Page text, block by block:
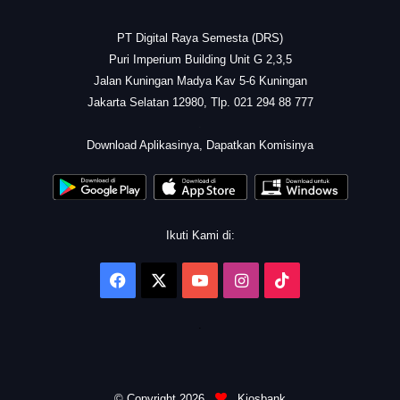
PT Digital Raya Semesta (DRS)
Puri Imperium Building Unit G 2,3,5
Jalan Kuningan Madya Kav 5-6 Kuningan
Jakarta Selatan 12980, Tlp. 021 294 88 777
Download Aplikasinya, Dapatkan Komisinya
Ikuti Kami di:
Facebook YouTubeInstagram
.